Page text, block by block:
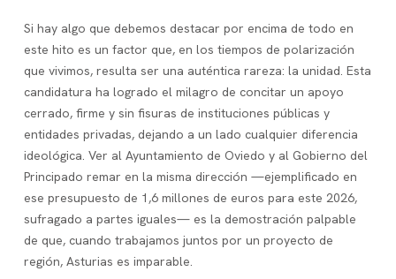
Si hay algo que debemos destacar por encima de todo en
este hito es un factor que, en los tiempos de polarización
que vivimos, resulta ser una auténtica rareza: la unidad. Esta
candidatura ha logrado el milagro de concitar un apoyo
cerrado, firme y sin fisuras de instituciones públicas y
entidades privadas, dejando a un lado cualquier diferencia
ideológica. Ver al Ayuntamiento de Oviedo y al Gobierno del
Principado remar en la misma dirección —ejemplificado en
ese presupuesto de 1,6 millones de euros para este 2026,
sufragado a partes iguales— es la demostración palpable
de que, cuando trabajamos juntos por un proyecto de
región, Asturias es imparable.